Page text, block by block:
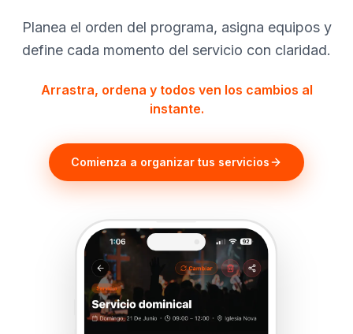
Planea el orden del programa, asigna equipos y
define cada momento del servicio con claridad.
Arrastra, ordena y todos ven los cambios al
instante.
Comienza a organizar tus servicios